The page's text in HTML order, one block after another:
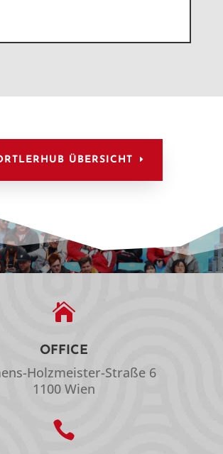
ÜBERSICHT

OFFICE
Holzmeister-Straße 6
1100 Wien
